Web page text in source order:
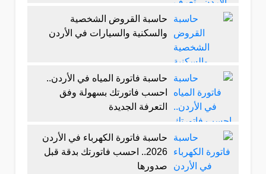
حاسبة القروض الشخصية
والسكنية والسيارات في الأردن
حاسبة فاتورة المياه في الأردن..
احسب فاتورتك بسهولة وفق
التعرفة الجديدة
حاسبة فاتورة الكهرباء في الأردن
2026.. احسب فاتورتك بدقة قبل
صدورها